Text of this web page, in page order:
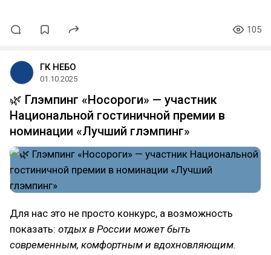
105
ГК НЕБО
01.10.2025
🌿 Глэмпинг «Носороги» — участник
Национальной гостиничной премии в
номинации «Лучший глэмпинг»
Для нас это не просто конкурс, а возможность
показать: отдых в России может быть
современным, комфортным и вдохновляющим.